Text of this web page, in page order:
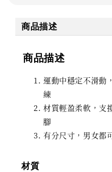
商品描述
商品描述
運動中穩定不滑動
練
材質輕盈柔軟，支
腳
有分尺寸，男女都
材質